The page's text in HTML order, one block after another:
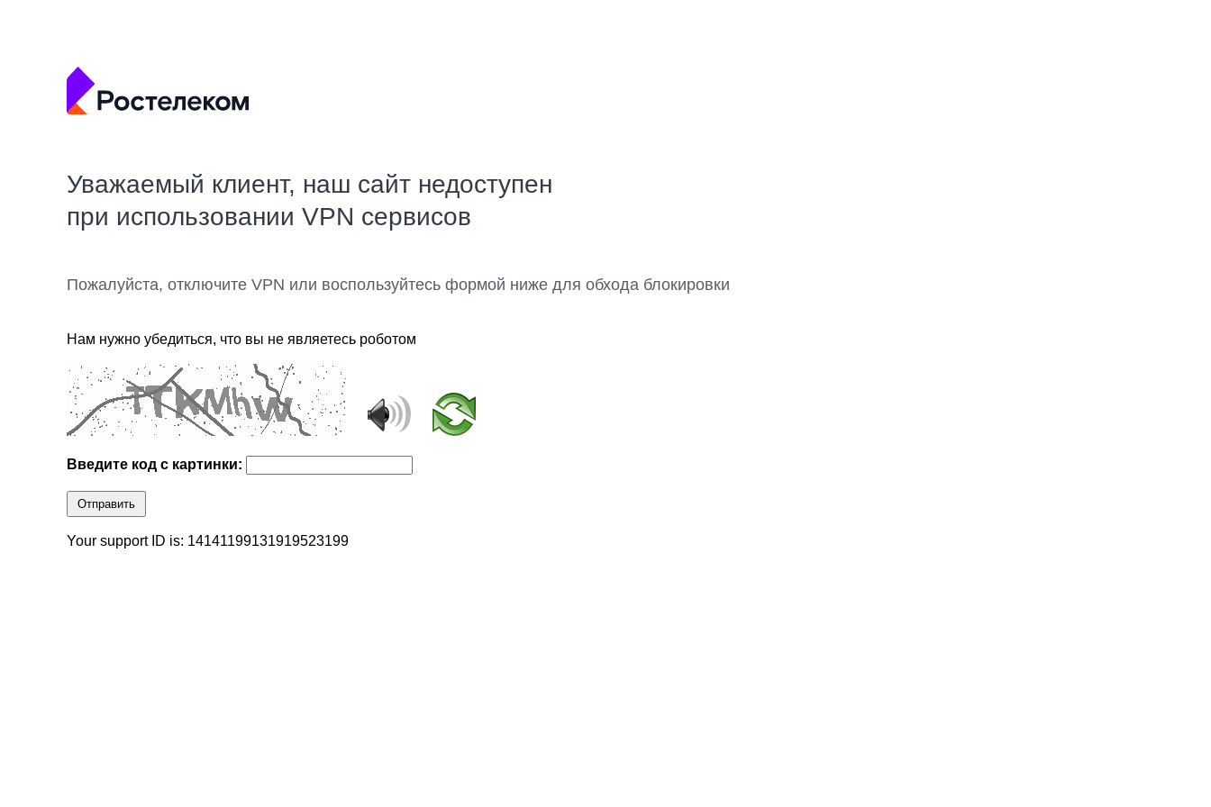
Уважаемый клиент, наш сайт недоступен
при использовании VPN сервисов
Пожалуйста, отключите VPN или воспользуйтесь формой ниже для обхода блокировки
Нам нужно убедиться, что вы не являетесь роботом
Введите код с картинки:
Отправить
Your support ID is: 14141199131919523199